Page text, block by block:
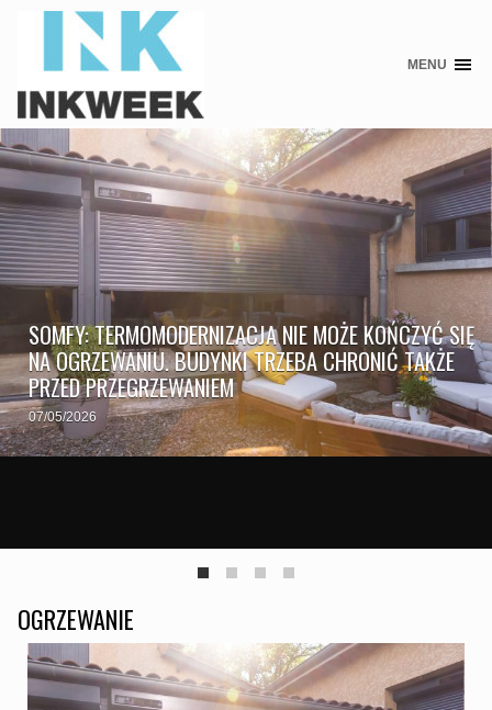
Skip
content
MENU
SOMFY: TERMOMODERNIZACJA NIE MOŻE KOŃCZYĆ SIĘ
NA OGRZEWANIU. BUDYNKI TRZEBA CHRONIĆ TAKŻE
PRZED PRZEGRZEWANIEM
07/05/2026
OGRZEWANIE